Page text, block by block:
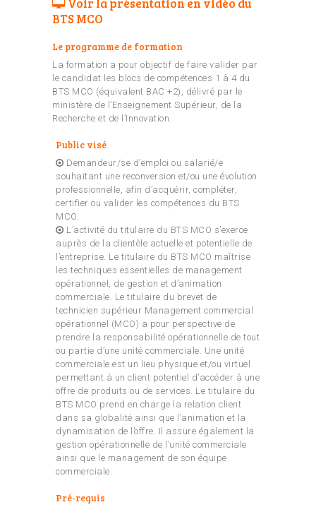
BTS MCO
Le programme de formation
La formation a pour objectif de faire valider par
le candidat les blocs de compétences 1 à 4 du
BTS MCO (équivalent BAC +2), délivré par le
ministère de l’Enseignement Supérieur, de la
Recherche et de l’Innovation.
Public visé
Demandeur/se d’emploi ou salarié/e
souhaitant une reconversion et/ou une évolution
professionnelle, afin d’acquérir, compléter,
certifier ou valider les compétences du BTS
MCO.
L’activité du titulaire du BTS MCO s’exerce
auprès de la clientèle actuelle et potentielle de
l’entreprise. Le titulaire du BTS MCO maîtrise
les techniques essentielles de management
opérationnel, de gestion et d’animation
commerciale. Le titulaire du brevet de
technicien supérieur Management commercial
opérationnel (MCO) a pour perspective de
prendre la responsabilité opérationnelle de tout
ou partie d’une unité commerciale. Une unité
commerciale est un lieu physique et/ou virtuel
permettant à un client potentiel d’accéder à une
offre de produits ou de services. Le titulaire du
BTS MCO prend en charge la relation client
dans sa globalité ainsi que l’animation et la
dynamisation de l’offre. Il assure également la
gestion opérationnelle de l’unité commerciale
ainsi que le management de son équipe
commerciale.
Pré-requis